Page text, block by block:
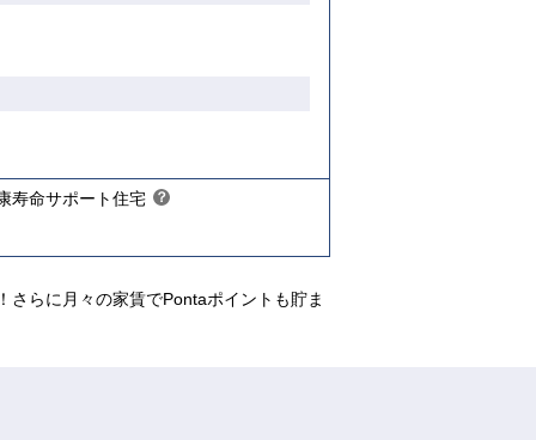
寿命サポート住宅 ？
らに月々の家賃でPontaポイントも貯ま